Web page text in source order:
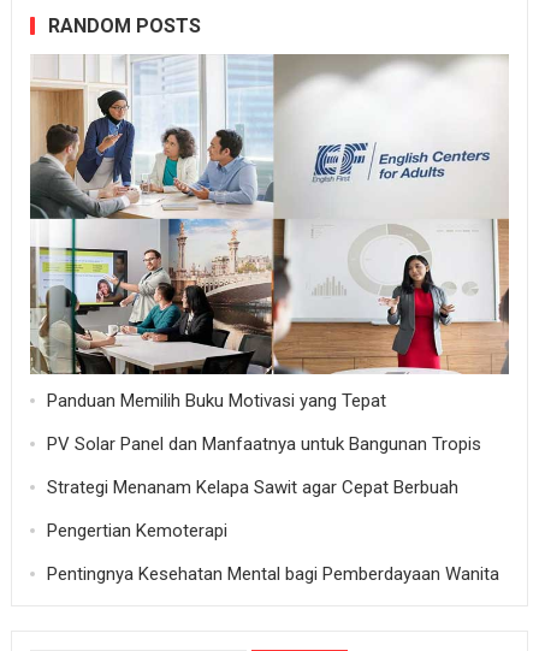
RANDOM POSTS
Panduan Memilih Buku Motivasi yang Tepat
PV Solar Panel dan Manfaatnya untuk Bangunan Tropis
Strategi Menanam Kelapa Sawit agar Cepat Berbuah
Pengertian Kemoterapi
Pentingnya Kesehatan Mental bagi Pemberdayaan Wanita